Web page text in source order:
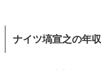
ナイツ塙宣之の年収